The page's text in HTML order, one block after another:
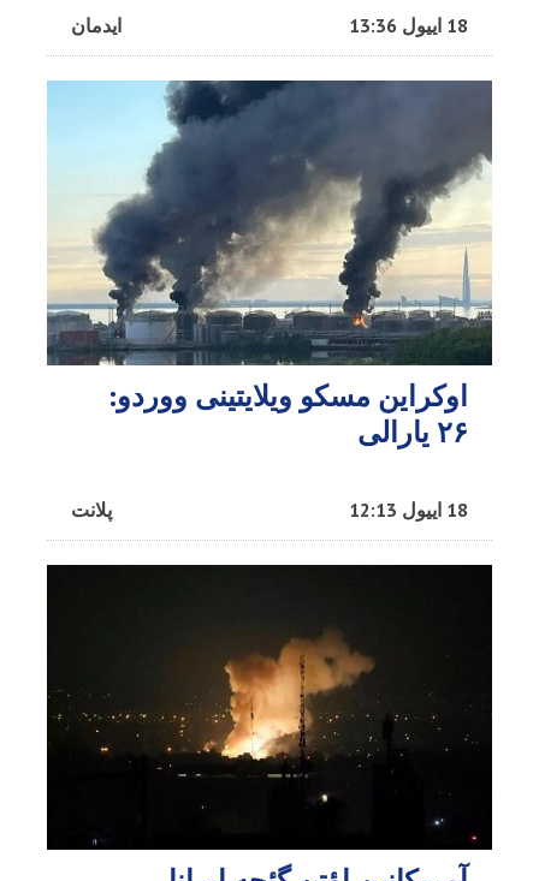
ایدمان 18 اییول 13:36
اوکراین مسکو ویلایتینی ووردو:
۲۶ یارالی
پلانت 18 اییول 12:13